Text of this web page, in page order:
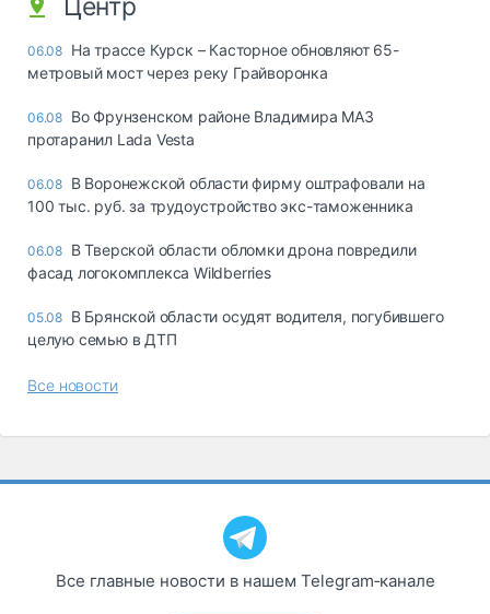
Центр
06.08 На трассе Курск – Касторное обновляют 65-
метровый мост через реку Грайворонка
06.08 Во Фрунзенском районе Владимира МАЗ
протаранил Lada Vesta
06.08 В Воронежской области фирму оштрафовали на
100 тыс. руб. за трудоустройство экс-таможенника
06.08 В Тверской области обломки дрона повредили
фасад логокомплекса Wildberries
05.08 В Брянской области осудят водителя, погубившего
целую семью в ДТП
Все новости
Все главные новости в нашем Telegram‑канале